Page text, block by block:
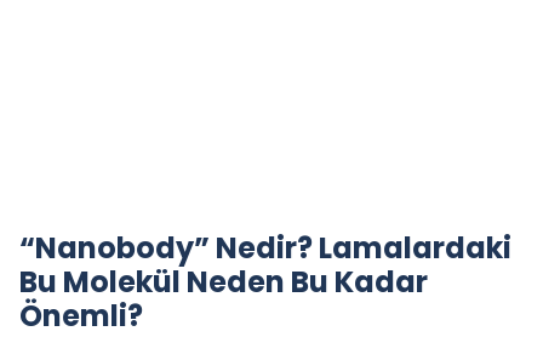
“Nanobody” Nedir? Lamalardaki
Bu Molekül Neden Bu Kadar
Önemli?